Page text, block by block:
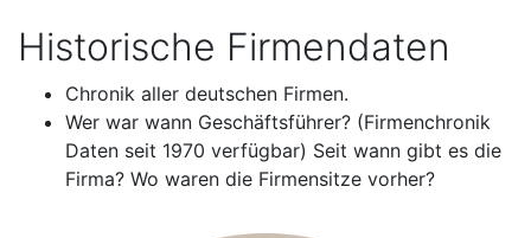
Historische Firmendaten
Chronik aller deutschen Firmen.
Wer war wann Geschäftsführer? (Firmenchronik
Daten seit 1970 verfügbar) Seit wann gibt es die
Firma? Wo waren die Firmensitze vorher?